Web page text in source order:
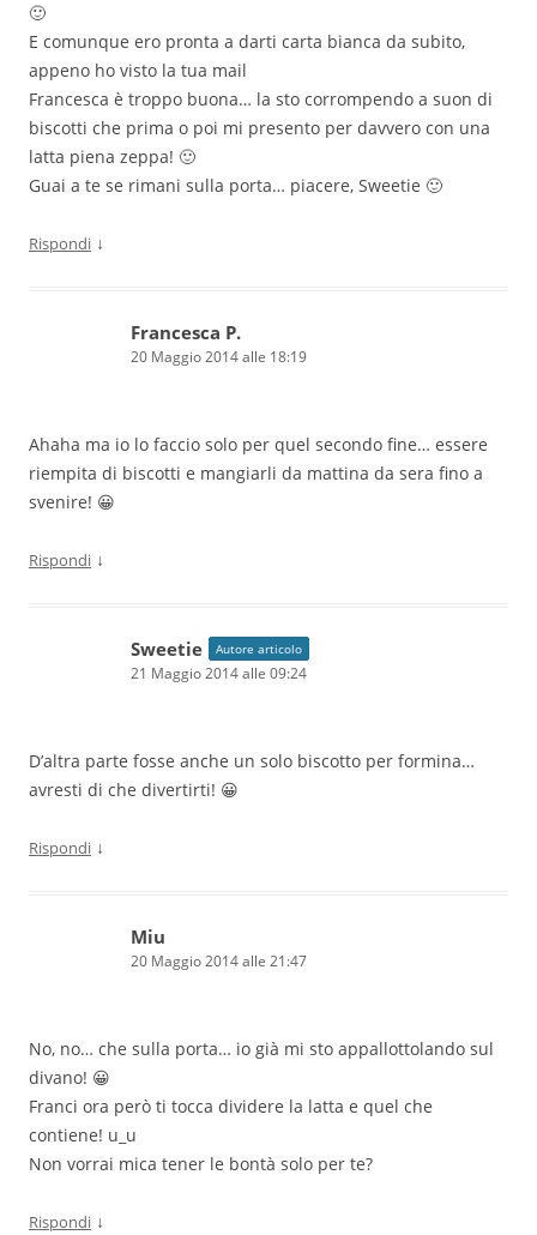
🙂
E comunque ero pronta a darti carta bianca da subito,
appeno ho visto la tua mail
Francesca è troppo buona… la sto corrompendo a suon di
biscotti che prima o poi mi presento per davvero con una
latta piena zeppa! 🙂
Guai a te se rimani sulla porta… piacere, Sweetie 🙂
Rispondi ↓
Francesca P.
20 Maggio 2014 alle 18:19
Ahaha ma io lo faccio solo per quel secondo fine… essere
riempita di biscotti e mangiarli da mattina da sera fino a
svenire! 😀
Rispondi ↓
Sweetie Autore articolo
21 Maggio 2014 alle 09:24
D’altra parte fosse anche un solo biscotto per formina…
avresti di che divertirti! 😀
Rispondi ↓
Miu
20 Maggio 2014 alle 21:47
No, no… che sulla porta… io già mi sto appallottolando sul
divano! 😀
Franci ora però ti tocca dividere la latta e quel che
contiene! u_u
Non vorrai mica tener le bontà solo per te?
Rispondi ↓